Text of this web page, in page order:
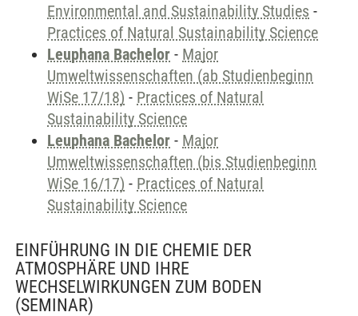
Environmental and Sustainability Studies -
Practices of Natural Sustainability Science
Leuphana Bachelor - Major
Umweltwissenschaften (ab Studienbeginn
WiSe 17/18) - Practices of Natural
Sustainability Science
Leuphana Bachelor - Major
Umweltwissenschaften (bis Studienbeginn
WiSe 16/17) - Practices of Natural
Sustainability Science
EINFÜHRUNG IN DIE CHEMIE DER
ATMOSPHÄRE UND IHRE
WECHSELWIRKUNGEN ZUM BODEN
(SEMINAR)